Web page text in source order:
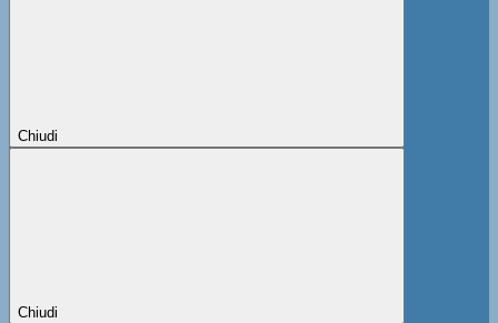
Chiudi
Chiudi